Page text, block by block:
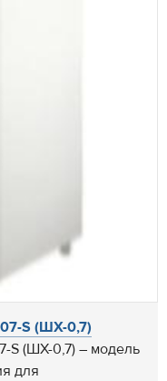
S (ШХ-0,7)
S (ШХ-0,7) – модель
для